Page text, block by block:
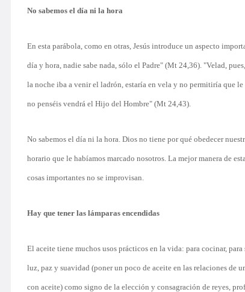
No sabemos el día ni la hora
En esta parábola, como en otras, Jesús introduce un aspecto
día y hora, nadie sabe nada, sólo el Padre" (Mt 24,36). "Velad,
la noche iba a venir el ladrón, estaría en vela y no permitiría que
no penséis vendrá el Hijo del Hombre" (Mt 24,43).
No sabemos el día ni la hora. Dios no tiene por qué obedecer
horario que le habíamos marcado nosotros. La mejor manera de
cosas importantes no se improvisan.
Hay que tener las lámparas encendidas
El aceite tiene muchos usos prácticos en la vida: para cocinar,
luz, paz y suavidad (poner un poco de aceite en las relaciones de
con aceite) como signo de la elección y consagración de reyes,